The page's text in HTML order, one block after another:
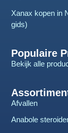
Xanax kopen in
gids)
Populaire
Bekijk alle
Afvallen
Anabole